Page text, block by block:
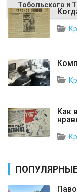
Тобольского и
Как